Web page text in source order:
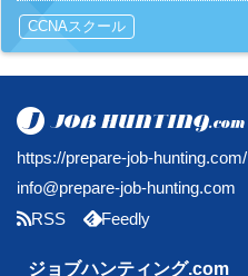
CCNAスクール
https://prepare-job-hunting.com/
info@prepare-job-hunting.com
RSS
Feedly
ジョブハンティング.com